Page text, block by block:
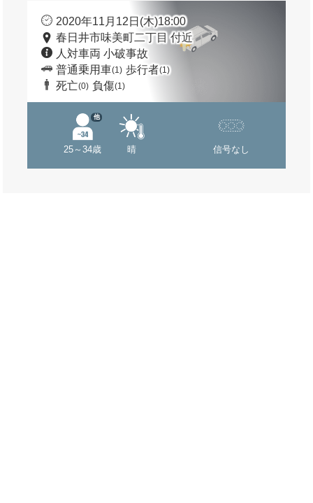
2020年11月12日(木)18:00
春日井市味美町二丁目 付近
人対車両 小破事故
普通乗用車(1) 歩行者(1)
死亡(0) 負傷(1)
25～34歳
他
晴 信号なし